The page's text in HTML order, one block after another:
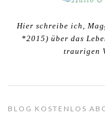
Hier schreibe ich,
*2015) über das
traurigen
BLOG KOSTENLOS